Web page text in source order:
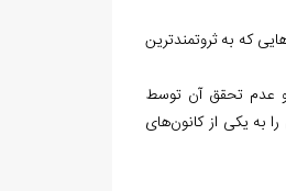
که به ثروتمندترین
و عدم تحقق آن توسط
به یکی از کانون‌های